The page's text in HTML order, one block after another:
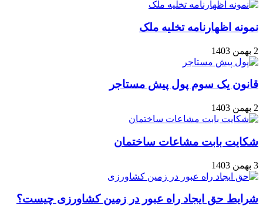
نمونه اظهارنامه تخلیه ملک
2 بهمن 1403
قانون یک سوم پول پیش مستاجر
2 بهمن 1403
شکایت بابت مشاعات ساختمان
3 بهمن 1403
شرایط حق ایجاد راه عبور در زمین کشاورزی چیست؟